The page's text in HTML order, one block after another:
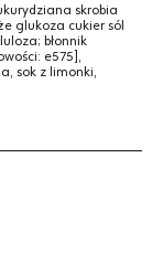
skrobia
glukoza cukier sól
błonnik
e575],
sok z limonki,